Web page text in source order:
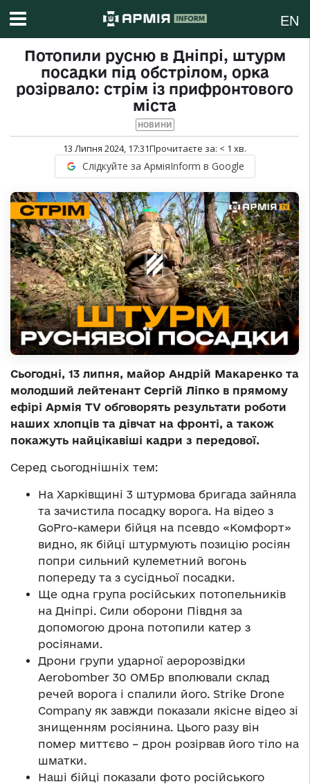
EN
Потопили русню в Дніпрі, штурм
посадки під обстрілом, орка
розірвало: стрім із прифронтового
міста
НОВИНИ
13 Липня 2024, 17:31Прочитаєте за: < 1 хв.
Слідкуйте за АрміяInform в Google
Сьогодні, 13 липня, майор Андрій Макаренко та
молодший лейтенант Сергій Ліпко в прямому
ефірі Армія TV обговорять результати роботи
наших хлопців та дівчат на фронті, а також
покажуть найцікавіші кадри з передової.
Серед сьогоднішніх тем:
На Харківщині 3 штурмова бригада зайняла
та зачистила посадку ворога. На відео з
GoPro-камери бійця на псевдо «Комфорт»
видно, як бійці штурмують позицію росіян
попри сильний кулеметний вогонь
попереду та з сусідньої посадки.
Ще одна група російських потопельників
на Дніпрі. Сили оборони Півдня за
допомогою дрона потопили катер з
росіянами.
Дрони групи ударної аеророзвідки
Aerobomber 30 ОМБр вполювали склад
речей ворога і спалили його. Strike Drone
Company як завжди показали якісне відео зі
знищенням росіянина. Цього разу він
помер миттєво – дрон розірвав його тіло на
шматки.
Наші бійці показали фото російського